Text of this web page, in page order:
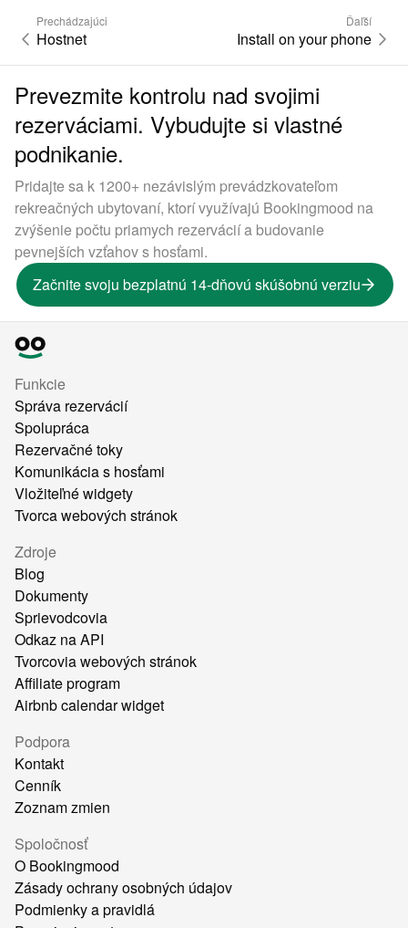
Prechádzajúci
Hostnet
Ďaľší
Install on your phone
Prevezmite kontrolu nad svojimi
rezerváciami. Vybudujte si vlastné
podnikanie.
Pridajte sa k 1200+ nezávislým prevádzkovateľom
rekreačných ubytovaní, ktorí využívajú Bookingmood na
zvýšenie počtu priamych rezervácií a budovanie
pevnejších vzťahov s hosťami.
Začnite svoju bezplatnú 14-dňovú skúšobnú verziu
Funkcie
Správa rezervácií
Spolupráca
Rezervačné toky
Komunikácia s hosťami
Vložiteľné widgety
Tvorca webových stránok
Zdroje
Blog
Dokumenty
Sprievodcovia
Odkaz na API
Tvorcovia webových stránok
Affiliate program
Airbnb calendar widget
Podpora
Kontakt
Cenník
Zoznam zmien
Spoločnosť
O Bookingmood
Zásady ochrany osobných údajov
Podmienky a pravidlá